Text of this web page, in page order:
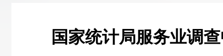
国家统计局服务业调